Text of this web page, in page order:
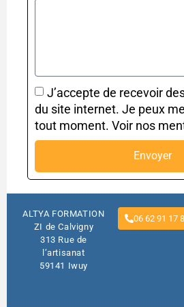
J’accepte de recevoir
du site internet. Je peux
tout moment. Voir nos
Envoyer
ALTYA FORMATION
ZI de Calvigny
313 Rue de
l’artisanat
59141 Iwuy
06 62 91 17